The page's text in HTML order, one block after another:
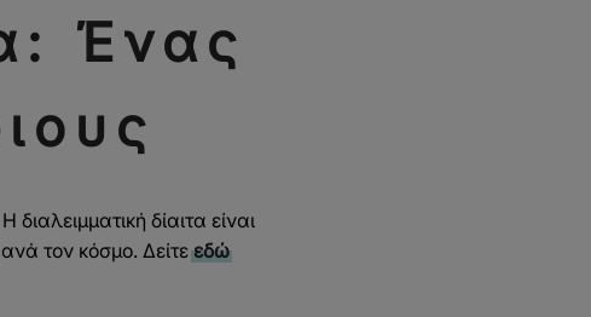
Ένας
δίαιτα είναι
τον κόσμο. Δείτεεδώ